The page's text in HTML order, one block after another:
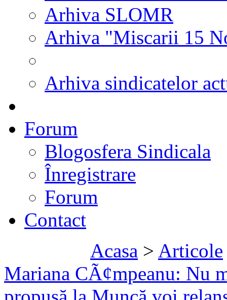
Arhiva SLOMR
Arhiva "Miscarii 15
Arhiva sindicatelor
Forum
Blogosfera Sindicala
Înregistrare
Forum
Contact
Acasa > Articole
Mariana CÃ¢mpeanu: Nu